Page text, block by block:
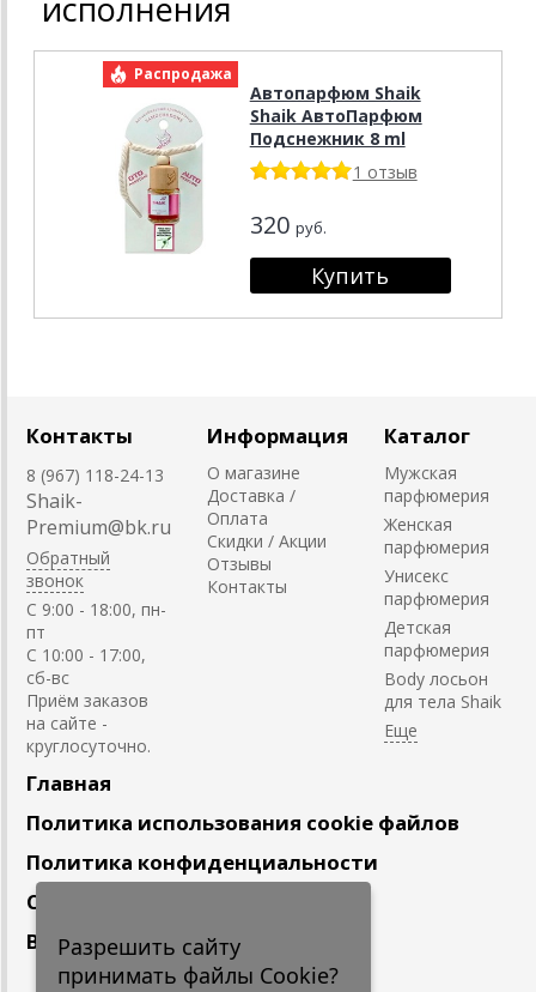
Распродажа
Автопарфюм Shaik
Shaik АвтоПарфюм
Подснежник 8 ml
1 отзыв
320 руб.
Контакты
8 (967) 118-24-13
Shaik-
Premium@bk.ru
Обратный
звонок
C 9:00 - 18:00, пн-
пт
С 10:00 - 17:00,
сб-вс
Приём заказов
на сайте -
круглосуточно.
Информация
О магазине
Доставка /
Оплата
Скидки / Акции
Отзывы
Контакты
Каталог
Мужская
парфюмерия
Женская
парфюмерия
Унисекс
парфюмерия
Детская
парфюмерия
Body лосьон
для тела Shaik
Главная
Политика использования cookie файлов
Политика конфиденциальности
Сотрудничество
Вакансии
Разрешить сайту
принимать файлы Cookie?